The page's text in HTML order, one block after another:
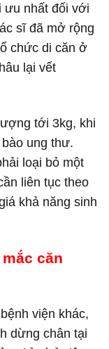
ưu nhất đối với
sĩ đã mở rộng
chức di căn ở
lại vết
tới 3kg, khi
ung thư.
loại bỏ một
liên tục theo
khả năng sinh
căn
viện khác,
dừng chân tại